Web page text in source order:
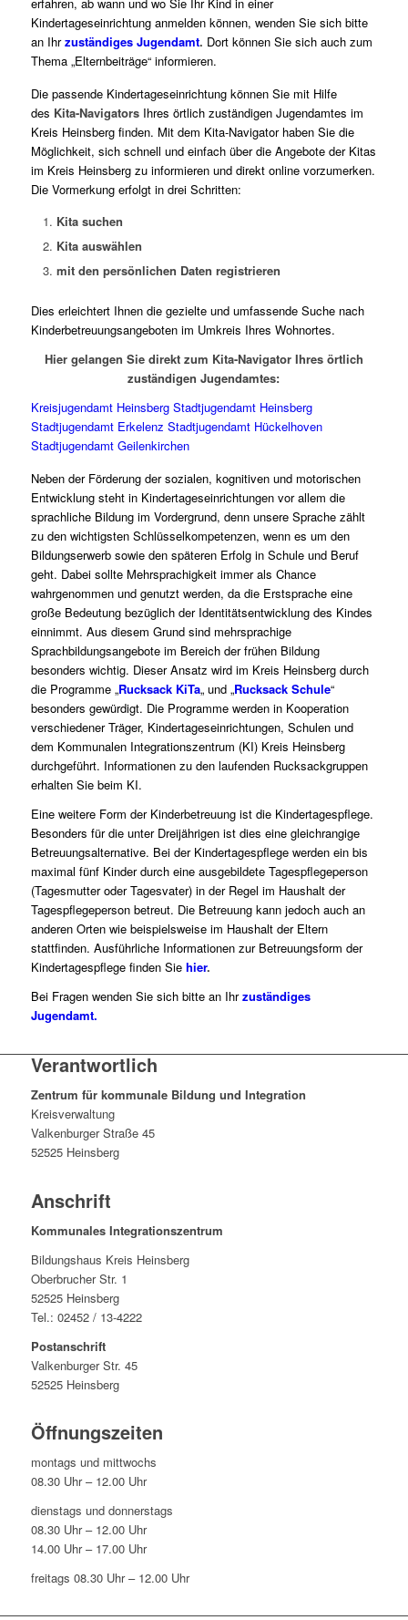
Kindertageseinrichtung anmelden können, wenden Sie sich bitte
an Ihrzuständiges Jugendamt. Dort können Sie sich auch zum
Thema „Elternbeiträge“ informieren.
Die passende Kindertageseinrichtung können Sie mit Hilfe
des Kita-Navigators Ihres örtlich zuständigen Jugendamtes im
Kreis Heinsberg finden. Mit dem Kita-Navigator haben Sie die
Möglichkeit, sich schnell und einfach über die Angebote der Kitas
im Kreis Heinsberg zu informieren und direkt online vorzumerken.
Die Vormerkung erfolgt in drei Schritten:
Kita suchen
Kita auswählen
mit den persönlichen Daten registrieren
Dies erleichtert Ihnen die gezielte und umfassende Suche nach
Kinderbetreuungsangeboten im Umkreis Ihres Wohnortes.
Hier gelangen Sie direkt zum Kita-Navigator Ihres örtlich
zuständigen Jugendamtes:
Kreisjugendamt Heinsberg Stadtjugendamt Heinsberg
Stadtjugendamt Erkelenz Stadtjugendamt Hückelhoven
Stadtjugendamt Geilenkirchen
Neben der Förderung der sozialen, kognitiven und motorischen
Entwicklung steht in Kindertageseinrichtungen vor allem die
sprachliche Bildung im Vordergrund, denn unsere Sprache zählt
zu den wichtigsten Schlüsselkompetenzen, wenn es um den
Bildungserwerb sowie den späteren Erfolg in Schule und Beruf
geht. Dabei sollte Mehrsprachigkeit immer als Chance
wahrgenommen und genutzt werden, da die Erstsprache eine
große Bedeutung bezüglich der Identitätsentwicklung des Kindes
einnimmt. Aus diesem Grund sind mehrsprachige
Sprachbildungsangebote im Bereich der frühen Bildung
besonders wichtig. Dieser Ansatz wird im Kreis Heinsberg durch
die Programme „Rucksack KiTa„ und „Rucksack Schule“
besonders gewürdigt. Die Programme werden in Kooperation
verschiedener Träger, Kindertageseinrichtungen, Schulen und
dem Kommunalen Integrationszentrum (KI) Kreis Heinsberg
durchgeführt. Informationen zu den laufenden Rucksackgruppen
erhalten Sie beim KI.
Eine weitere Form der Kinderbetreuung ist die Kindertagespflege.
Besonders für die unter Dreijährigen ist dies eine gleichrangige
Betreuungsalternative. Bei der Kindertagespflege werden ein bis
maximal fünf Kinder durch eine ausgebildete Tagespflegeperson
(Tagesmutter oder Tagesvater) in der Regel im Haushalt der
Tagespflegeperson betreut. Die Betreuung kann jedoch auch an
anderen Orten wie beispielsweise im Haushalt der Eltern
stattfinden. Ausführliche Informationen zur Betreuungsform der
Kindertagespflege finden Sie hier.
Bei Fragen wenden Sie sich bitte an Ihr zuständiges
Jugendamt.
Verantwortlich
Zentrum für kommunale Bildung und Integration
Kreisverwaltung
Valkenburger Straße 45
52525 Heinsberg
Anschrift
Kommunales Integrationszentrum
Bildungshaus Kreis Heinsberg
Oberbrucher Str. 1
52525 Heinsberg
Tel.: 02452 / 13-4222
Postanschrift
Valkenburger Str. 45
52525 Heinsberg
Öffnungszeiten
montags und mittwochs
08.30 Uhr – 12.00 Uhr
dienstags und donnerstags
08.30 Uhr – 12.00 Uhr
14.00 Uhr – 17.00 Uhr
freitags 08.30 Uhr – 12.00 Uhr